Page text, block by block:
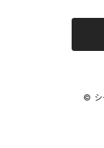
© シ